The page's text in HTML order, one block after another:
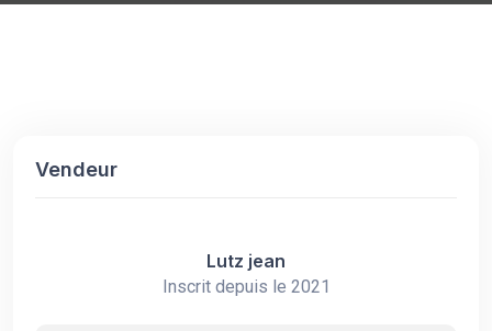
Vendeur
Lutz jean
Inscrit depuis le 2021